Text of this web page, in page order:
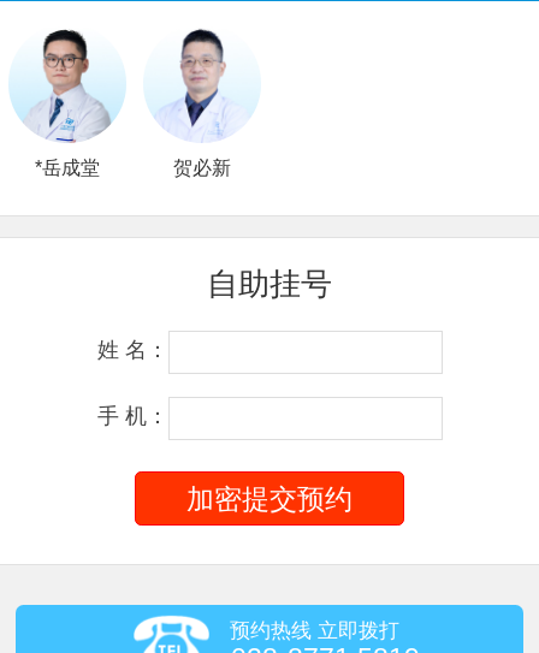
*岳成堂 贺必新
自助挂号
姓 名：
手 机：
预约热线 立即拨打